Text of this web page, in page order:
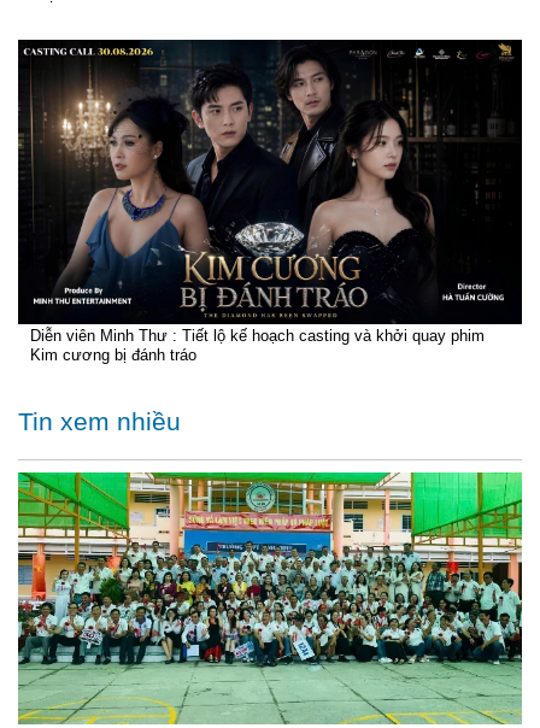
Diễn viên Minh Thư : Tiết lộ kế hoạch casting và khởi quay phim
Kim cương bị đánh tráo
Tin xem nhiều